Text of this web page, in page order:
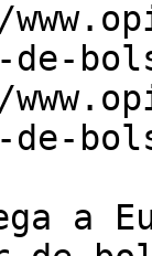
de-
de-
a